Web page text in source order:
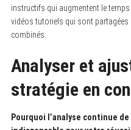
instructifs qui augmentent le
vidéos tutoriels qui sont partagées
combinés.
Analyser et
stratégie en
Pourquoi l’analyse continue